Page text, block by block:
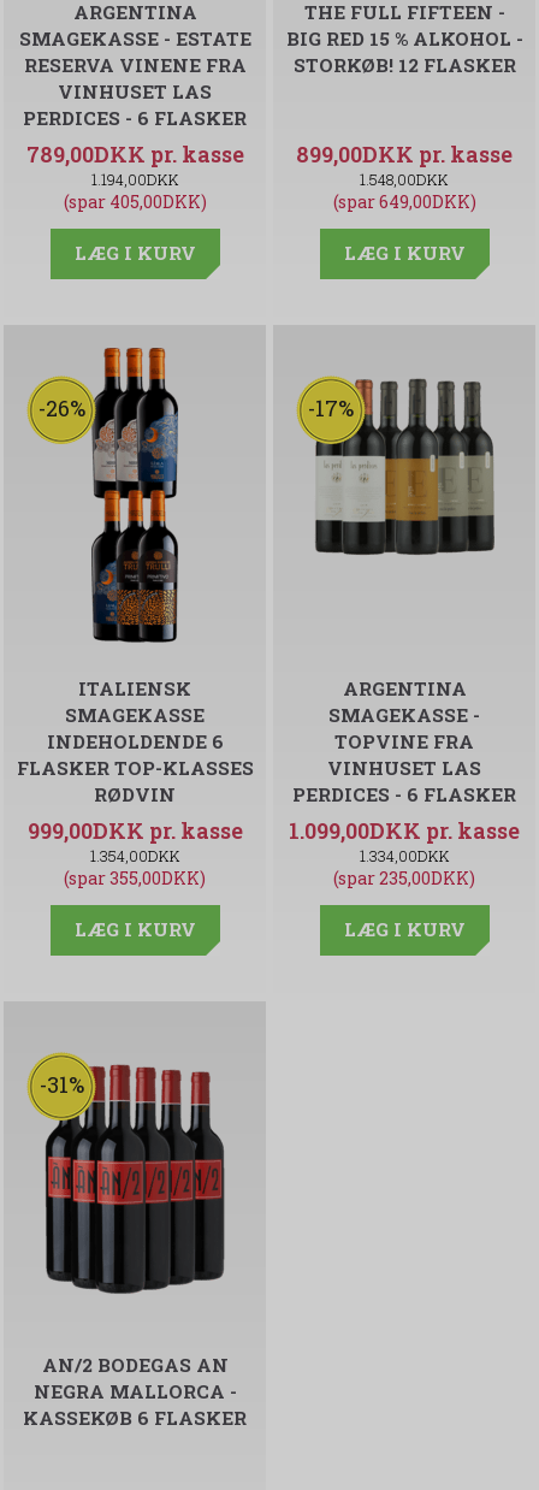
ARGENTINA
SMAGEKASSE - ESTATE
RESERVA VINENE FRA
VINHUSET LAS
PERDICES - 6 FLASKER
789,00DKK
1.194,00DKK
(spar 405,00DKK)
LÆG I KURV
THE FULL FIFTEEN -
BIG RED 15 % ALKOHOL -
STORKØB! 12 FLASKER
899,00DKK
1.548,00DKK
(spar 649,00DKK)
LÆG I KURV
-26%
ITALIENSK
SMAGEKASSE
INDEHOLDENDE 6
FLASKER TOP-KLASSES
RØDVIN
999,00DKK
1.354,00DKK
(spar 355,00DKK)
LÆG I KURV
-17%
ARGENTINA
SMAGEKASSE -
TOPVINE FRA
VINHUSET LAS
PERDICES - 6 FLASKER
1.099,00DKK
1.334,00DKK
(spar 235,00DKK)
LÆG I KURV
-31%
AN/2 BODEGAS AN
NEGRA MALLORCA -
KASSEKØB 6 FLASKER